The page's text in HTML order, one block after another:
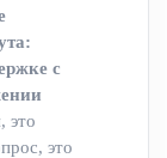
с
это
это